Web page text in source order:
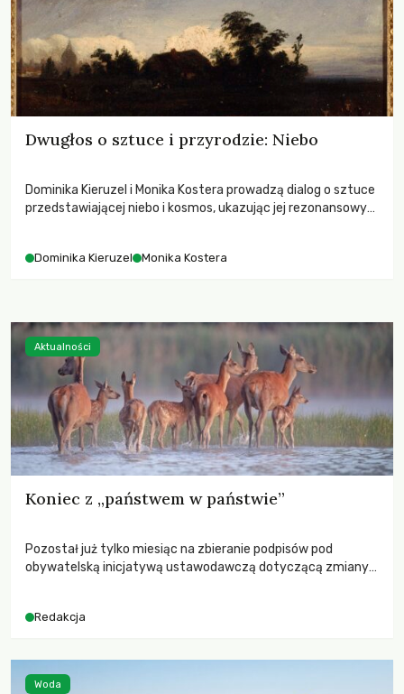
Dwugłos o sztuce i przyrodzie: Niebo
Dominika Kieruzel i Monika Kostera prowadzą dialog o sztuce
przedstawiającej niebo i kosmos, ukazując jej rezonansowy
Dominika Kieruzel Monika Kostera
Koniec z „państwem w państwie”
Pozostał już tylko miesiąc na zbieranie podpisów pod
obywatelską inicjatywą ustawodawczą dotyczącą zmiany
niezwykle korzystne rozwiązania dla przyrody i zwierząt,
funkcjonowania łowiectwa w Polsce.
Redakcja
Aktualności
Woda